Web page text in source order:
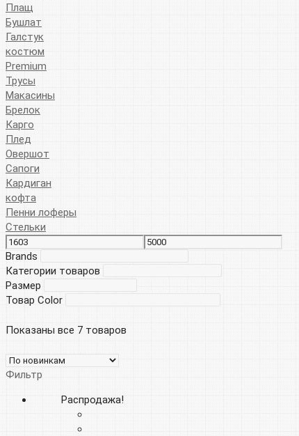
Плащ
Бушлат
Галстук
костюм
Premium
Трусы
Макасины
Брелок
Карго
Плед
Овершот
Сапоги
Кардиган
кофта
Пенни лоферы
Стельки
Brands
Категории товаров
Размер
Товар Color
Показаны все 7 товаров
Фильтр
Распродажа!